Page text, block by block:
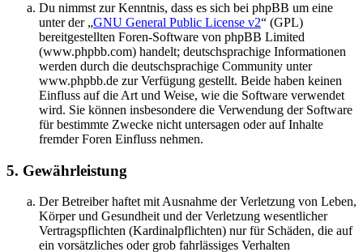
Du nimmst zur Kenntnis, dass es sich bei phpBB um eine
unter der „GNU General Public License v2“ (GPL)
bereitgestellten Foren-Software von phpBB Limited
(www.phpbb.com) handelt; deutschsprachige Informationen
werden durch die deutschsprachige Community unter
www.phpbb.de zur Verfügung gestellt. Beide haben keinen
Einfluss auf die Art und Weise, wie die Software verwendet
wird. Sie können insbesondere die Verwendung der Software
für bestimmte Zwecke nicht untersagen oder auf Inhalte
fremder Foren Einfluss nehmen.
5. Gewährleistung
Der Betreiber haftet mit Ausnahme der Verletzung von Leben,
Körper und Gesundheit und der Verletzung wesentlicher
Vertragspflichten (Kardinalpflichten) nur für Schäden, die auf
ein vorsätzliches oder grob fahrlässiges Verhalten